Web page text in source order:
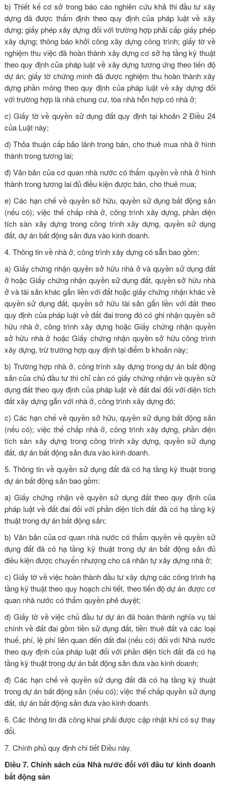
b) Thiết kế cơ sở trong báo cáo nghiên cứu khả thi đầu tư xây
dựng đã được thẩm định theo quy định của pháp luật về xây
dựng; giấy phép xây dựng đối với trường hợp phải cấp giấy phép
xây dựng; thông báo khởi công xây dựng công trình; giấy tờ về
nghiệm thu việc đã hoàn thành xây dựng cơ sở hạ tầng kỹ thuật
theo quy định của pháp luật về xây dựng tương ứng theo tiến độ
dự án; giấy tờ chứng minh đã được nghiệm thu hoàn thành xây
dựng phần móng theo quy định của pháp luật về xây dựng đối
với trường hợp là nhà chung cư, tòa nhà hỗn hợp có nhà ở;
c) Giấy tờ về quyền sử dụng đất quy định tạikhoản 2 Điều 24
của Luật này;
d) Thỏa thuận cấp bảo lãnh trong bán, cho thuê mua nhà ở hình
thành trong tương lai;
đ) Văn bản của cơ quan nhà nước có thẩm quyền về nhà ở hình
thành trong tương lai đủ điều kiện được bán, cho thuê mua;
e) Các hạn chế về quyền sở hữu, quyền sử dụng bất động sản
(nếu có); việc thế chấp nhà ở, công trình xây dựng, phần diện
tích sàn xây dựng trong công trình xây dựng, quyền sử dụng
đất, dự án bất động sản đưa vào kinh doanh.
4. Thông tin về nhà ở, công trình xây dựng có sẵn bao gồm:
a) Giấy chứng nhận quyền sở hữu nhà ở và quyền sử dụng đất
ở hoặc Giấy chứng nhận quyền sử dụng đất, quyền sở hữu nhà
ở và tài sản khác gắn liền với đất hoặc giấy chứng nhận khác về
quyền sử dụng đất, quyền sở hữu tài sản gắn liền với đất theo
quy định của pháp luật về đất đai trong đó có ghi nhận quyền sở
hữu nhà ở, công trình xây dựng hoặc Giấy chứng nhận quyền
sở hữu nhà ở hoặc Giấy chứng nhận quyền sở hữu công trình
xây dựng, trừ trường hợp quy định tại điểm b khoản này;
b) Trường hợp nhà ở, công trình xây dựng trong dự án bất động
sản của chủ đầu tư thì chỉ cần có giấy chứng nhận về quyền sử
dụng đất theo quy định của pháp luật về đất đai đối với diện tích
đất xây dựng gắn với nhà ở, công trình xây dựng đó;
c) Các hạn chế về quyền sở hữu, quyền sử dụng bất động sản
(nếu có); việc thế chấp nhà ở, công trình xây dựng, phần diện
tích sàn xây dựng trong công trình xây dựng, quyền sử dụng
đất, dự án bất động sản đưa vào kinh doanh.
5. Thông tin về quyền sử dụng đất đã có hạ tầng kỹ thuật trong
dự án bất động sản bao gồm:
a) Giấy chứng nhận về quyền sử dụng đất theo quy định của
pháp luật về đất đai đối với phần diện tích đất đã có hạ tầng kỹ
thuật trong dự án bất động sản;
b) Văn bản của cơ quan nhà nước có thẩm quyền về quyền sử
dụng đất đã có hạ tầng kỹ thuật trong dự án bất động sản đủ
điều kiện được chuyển nhượng cho cá nhân tự xây dựng nhà ở;
c) Giấy tờ về việc hoàn thành đầu tư xây dựng các công trình hạ
tầng kỹ thuật theo quy hoạch chi tiết, theo tiến độ dự án được cơ
quan nhà nước có thẩm quyền phê duyệt;
d) Giấy tờ về việc chủ đầu tư dự án đã hoàn thành nghĩa vụ tài
chính về đất đai gồm tiền sử dụng đất, tiền thuê đất và các loại
thuế, phí, lệ phí liên quan đến đất đai (nếu có) đối với Nhà nước
theo quy định của pháp luật đối với phần diện tích đất đã có hạ
tầng kỹ thuật trong dự án bất động sản đưa vào kinh doanh;
đ) Các hạn chế về quyền sử dụng đất đã có hạ tầng kỹ thuật
trong dự án bất động sản (nếu có); việc thế chấp quyền sử dụng
đất, dự án bất động sản đưa vào kinh doanh.
6. Các thông tin đã công khai phải được cập nhật khi có sự thay
đổi.
7. Chính phủ quy định chi tiết Điều này.
Điều 7. Chính sách của Nhà nước đối với đầu tư kinh doanh
bất động sản